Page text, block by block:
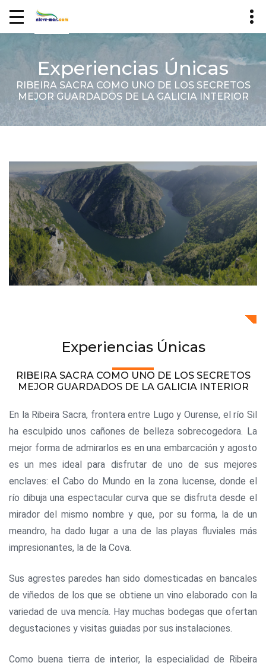
Experiencias Únicas
RIBEIRA SACRA COMO UNO DE LOS SECRETOS
MEJOR GUARDADOS DE LA GALICIA INTERIOR
Experiencias Únicas
RIBEIRA SACRA COMO UNO DE LOS SECRETOS
MEJOR GUARDADOS DE LA GALICIA INTERIOR
En la Ribeira Sacra, frontera entre Lugo y Ourense, el río Sil
ha esculpido unos cañones de belleza sobrecogedora. La
mejor forma de admirarlos es en una embarcación y agosto
es un mes ideal para disfrutar de uno de sus mejores
enclaves: el Cabo do Mundo en la zona lucense, donde el
río dibuja una espectacular curva que se disfruta desde el
mirador del mismo nombre y que, por su forma, la de un
meandro, ha dado lugar a una de las playas fluviales más
impresionantes, la de la Cova.
Sus agrestes paredes han sido domesticadas en bancales
de viñedos de los que se obtiene un vino elaborado con la
variedad de uva mencía. Hay muchas bodegas que ofertan
degustaciones y visitas guiadas por sus instalaciones.
Como buena tierra de interior, la especialidad de Ribeira